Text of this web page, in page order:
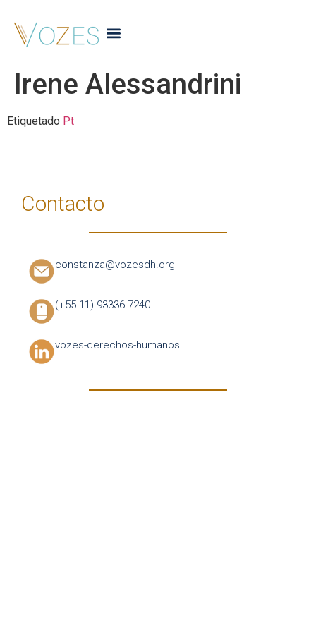
Irene Alessandrini
Etiquetado Pt
Contacto
constanza@vozesdh.org
(+55 11) 93336 7240
vozes-derechos-humanos